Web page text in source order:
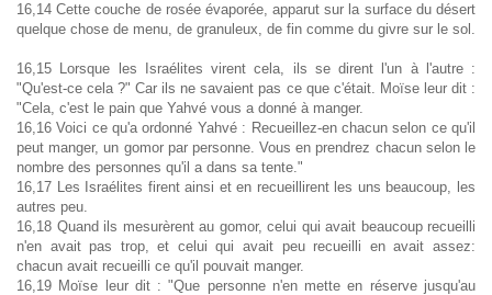
16,14 Cette couche de rosée évaporée, apparut sur la surface du désert
quelque chose de menu, de granuleux, de fin comme du givre sur le sol.
16,15 Lorsque les Israélites virent cela, ils se dirent l'un à l'autre :
"Qu'est-ce cela ?" Car ils ne savaient pas ce que c'était. Moïse leur dit :
"Cela, c'est le pain que Yahvé vous a donné à manger.
16,16 Voici ce qu'a ordonné Yahvé : Recueillez-en chacun selon ce qu'il
peut manger, un gomor par personne. Vous en prendrez chacun selon le
nombre des personnes qu'il a dans sa tente."
16,17 Les Israélites firent ainsi et en recueillirent les uns beaucoup, les
autres peu.
16,18 Quand ils mesurèrent au gomor, celui qui avait beaucoup recueilli
n'en avait pas trop, et celui qui avait peu recueilli en avait assez:
chacun avait recueilli ce qu'il pouvait manger.
16,19 Moïse leur dit : "Que personne n'en mette en réserve jusqu'au